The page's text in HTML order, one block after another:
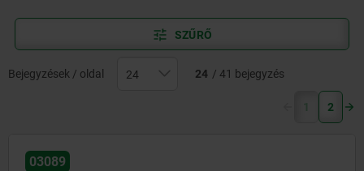
SZŰRŐ
Bejegyzések / oldal 24 / 41 bejegyzés
1 (current)
2
03089